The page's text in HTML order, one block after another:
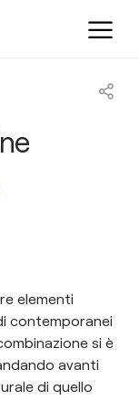
elementi
contemporanei
si è
avanti
di quello